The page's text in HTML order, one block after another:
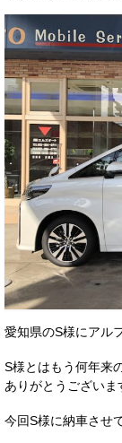
サービス
買取のご
店舗情報
店舗情報
会社概要
トップメ
スタッフ紹
ブログ
イベント
ニュース
スタッフ
お客様の
愛知県のS様にアル
S様とはもう何年来
ありがとうございま
今回S様に納車させ